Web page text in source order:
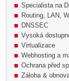
Specialista na
Routing, LAN,
DNSSEC
Vysoká
Virtualizace
Webhosting a
Ochrana před
Záloha &